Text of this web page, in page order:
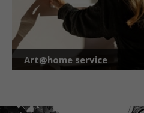
Art@home service